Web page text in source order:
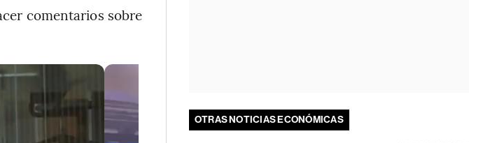
comentarios sobre
OTRAS NOTICIAS ECONÓMICAS